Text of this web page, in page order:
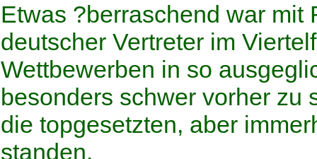
Etwas ?berraschend war mit
deutscher Vertreter im
Wettbewerben in so
besonders schwer vorher zu
die topgesetzten, aber
standen.